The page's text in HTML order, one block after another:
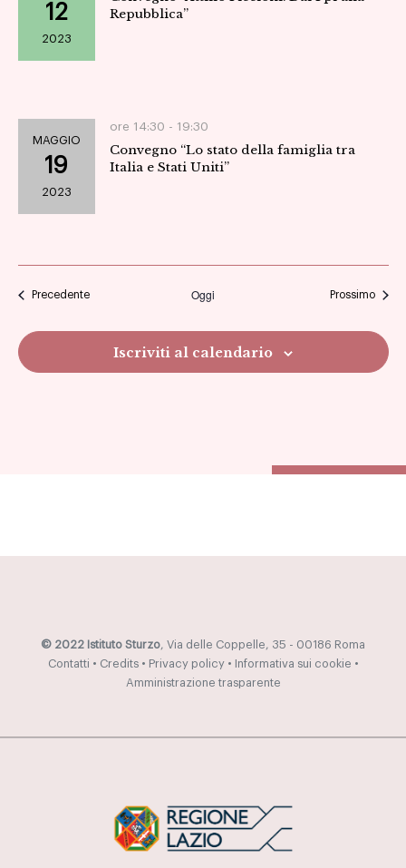
12
2023
Repubblica”
MAGGIO
19
2023
ore 14:30 - 19:30
Convegno “Lo stato della famiglia tra
Italia e Stati Uniti”
PrecedenteEventi Oggi ProssimoEventi
Iscriviti al calendario
© 2022 Istituto Sturzo, Via delle Coppelle, 35 - 00186 Roma
Contatti • Credits• Privacy policy• Informativa sui cookie •
Amministrazione trasparente